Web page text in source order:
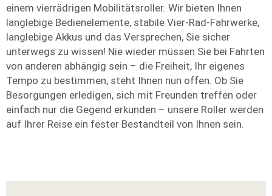
einem vierrädrigen Mobilitätsroller. Wir bieten Ihnen
langlebige Bedienelemente, stabile Vier-Rad-Fahrwerke,
langlebige Akkus und das Versprechen, Sie sicher
unterwegs zu wissen! Nie wieder müssen Sie bei Fahrten
von anderen abhängig sein – die Freiheit, Ihr eigenes
Tempo zu bestimmen, steht Ihnen nun offen. Ob Sie
Besorgungen erledigen, sich mit Freunden treffen oder
einfach nur die Gegend erkunden – unsere Roller werden
auf Ihrer Reise ein fester Bestandteil von Ihnen sein.